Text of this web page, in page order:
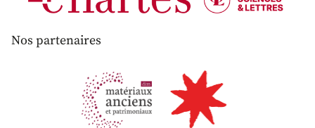
Nos partenaires